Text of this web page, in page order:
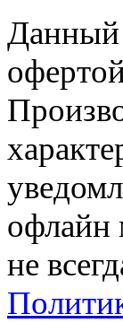
Данный
офлайн
не